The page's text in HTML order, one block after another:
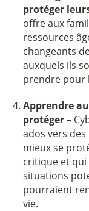
protéger
offre aux
ressources
changeants
auxquels ils
prendre pour
Apprendre
protéger –
ados vers
mieux se
critique et
situations
pourraient
vie.